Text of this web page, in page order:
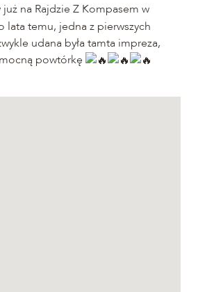
już na Rajdzie Z Kompasem w
lata temu, jedna z pierwszych
udana była tamta impreza,
powtórkę